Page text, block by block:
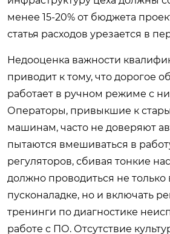
менее 15-20% от бюджета
статья расходов урезается в
Недооценка важности
приводит к тому, что дорогое
работает в ручном режиме с
Операторы, привыкшие к
машинам, часто не доверяют
пытаются вмешиваться в
регуляторов, сбивая тонкие
должно проводиться не
пусконаладке, но и включать
тренинги по диагностике
работе с ПО. Отсутствие